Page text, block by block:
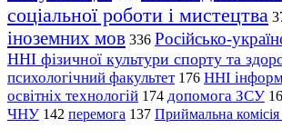
соціальної роботи і мистецтва
іноземних мов 336 Російсько-
ННІ фізичної культури спорту та
психологічний факультет 176 ННІ
освітніх технологій 174 допомога ЗСУ
ЧНУ 142 перемога 137 Приймальна